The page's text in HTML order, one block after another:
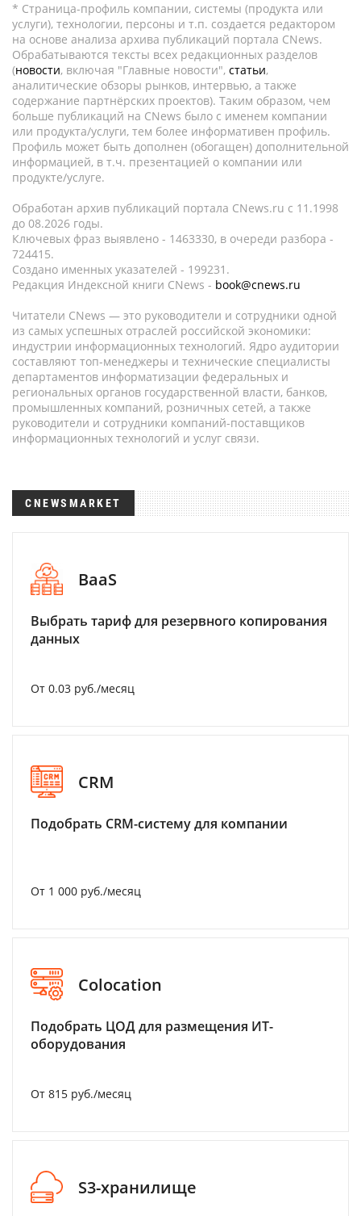
* Страница-профиль компании, системы (продукта или
услуги), технологии, персоны и т.п. создается редактором
на основе анализа архива публикаций портала CNews.
Обрабатываются тексты всех редакционных разделов
(новости, включая "Главные новости", статьи,
аналитические обзоры рынков, интервью, а также
содержание партнёрских проектов). Таким образом, чем
больше публикаций на CNews было с именем компании
или продукта/услуги, тем более информативен профиль.
Профиль может быть дополнен (обогащен) дополнительной
информацией, в т.ч. презентацией о компании или
продукте/услуге.
Обработан архив публикаций портала CNews.ru c 11.1998
до 08.2026 годы.
Ключевых фраз выявлено - 1463330, в очереди разбора -
724415.
Создано именных указателей - 199231.
Редакция Индексной книги CNews - book@cnews.ru
Читатели CNews — это руководители и сотрудники одной
из самых успешных отраслей российской экономики:
индустрии информационных технологий. Ядро аудитории
составляют топ-менеджеры и технические специалисты
департаментов информатизации федеральных и
региональных органов государственной власти, банков,
промышленных компаний, розничных сетей, а также
руководители и сотрудники компаний-поставщиков
информационных технологий и услуг связи.
CNEWSMARKET
BaaS
Выбрать тариф для резервного копирования
данных
От 0.03 руб./месяц
CRM
Подобрать CRM-систему для компании
От 1 000 руб./месяц
Colocation
Подобрать ЦОД для размещения ИТ-
оборудования
От 815 руб./месяц
S3-хранилище